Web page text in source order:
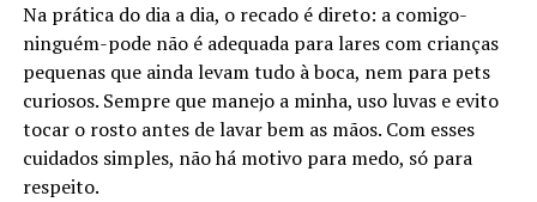
Na prática do dia a dia, o recado é direto: a comigo-
ninguém-pode não é adequada para lares com crianças
pequenas que ainda levam tudo à boca, nem para pets
curiosos. Sempre que manejo a minha, uso luvas e evito
tocar o rosto antes de lavar bem as mãos. Com esses
cuidados simples, não há motivo para medo, só para
respeito.